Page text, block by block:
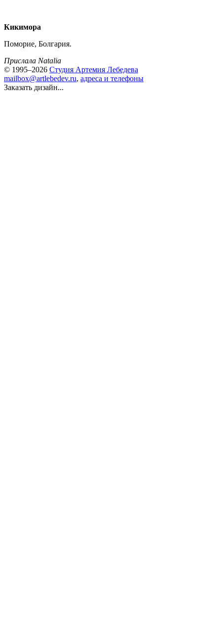
Кикимора
Поморие, Болгария.
Прислала Natalia
© 1995–2026 Студия Артемия Лебедева
mailbox@artlebedev.ru, адреса и телефоны
Заказать дизайн...